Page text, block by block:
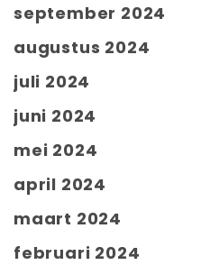
september 2024
augustus 2024
juli 2024
juni 2024
mei 2024
april 2024
maart 2024
februari 2024